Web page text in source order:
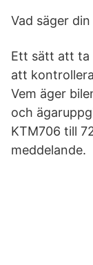
Vad säger
Ett sätt att ta
att
Vem äger
och
KTM706 till
meddelande.